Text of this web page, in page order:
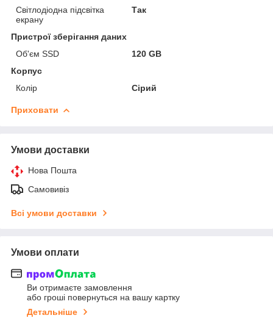
Світлодіодна підсвітка
екрану
Так
Пристрої зберігання даних
Об'єм SSD
120 GB
Корпус
Колір
Сірий
Приховати
Умови доставки
Нова Пошта
Самовивіз
Всі умови доставки
Умови оплати
Ви отримаєте замовлення
або гроші повернуться на вашу картку
Детальніше